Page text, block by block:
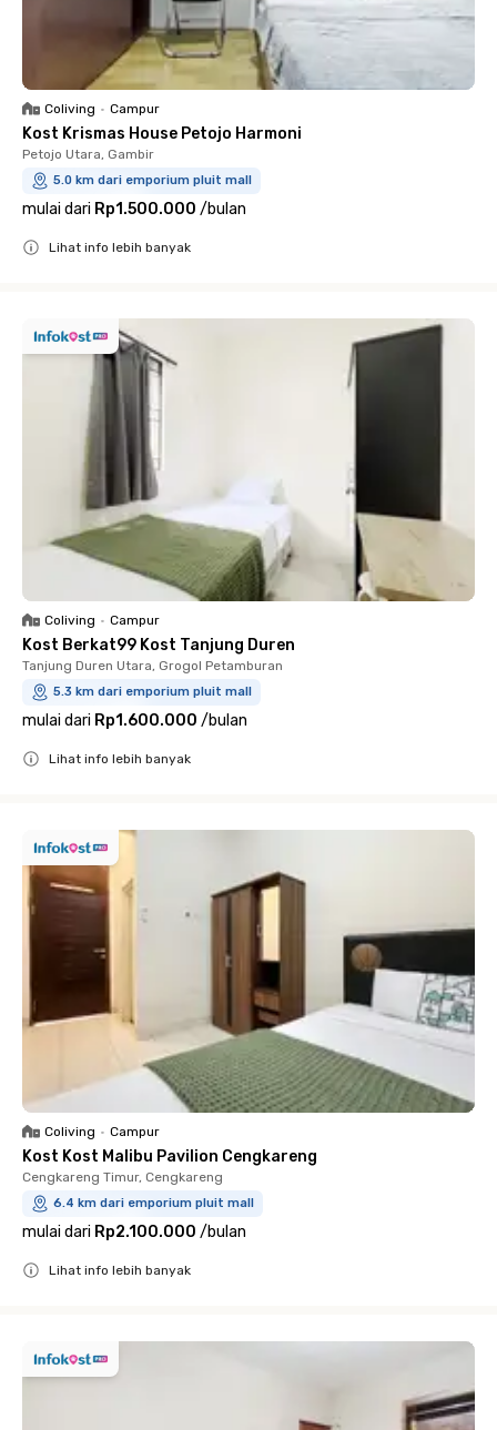
Coliving • Campur
Kost Krismas House Petojo Harmoni
Petojo Utara, Gambir
5.0 km dari emporium pluit mall
mulai dari Rp1.500.000 /bulan
Lihat info lebih banyak
Coliving • Campur
Kost Berkat99 Kost Tanjung Duren
Tanjung Duren Utara, Grogol Petamburan
5.3 km dari emporium pluit mall
mulai dari Rp1.600.000 /bulan
Lihat info lebih banyak
Coliving • Campur
Kost Kost Malibu Pavilion Cengkareng
Cengkareng Timur, Cengkareng
6.4 km dari emporium pluit mall
mulai dari Rp2.100.000 /bulan
Lihat info lebih banyak